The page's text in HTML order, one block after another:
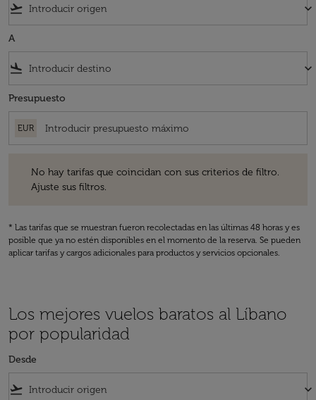
flight_takeoff keyboard_arrow_down
A
flight_land keyboard_arrow_down
Presupuesto
EUR
No hay tarifas que coincidan con sus criterios de filtro.
Ajuste sus filtros.
* Las tarifas que se muestran fueron recolectadas en las últimas 48 horas y es
posible que ya no estén disponibles en el momento de la reserva. Se pueden
aplicar tarifas y cargos adicionales para productos y servicios opcionales.
Los mejores vuelos baratos al Líbano
por popularidad
Desde
flight_takeoff keyboard_arrow_down